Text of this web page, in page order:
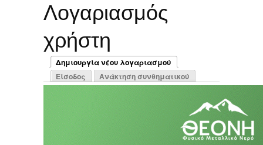
Λογαριασμός
χρήστη
Πρωτεύουσες καρτέλες
Δημιουργία νέου λογαριασμού
(ενεργή καρτέλα)
Είσοδος Ανάκτηση συνθηματικού